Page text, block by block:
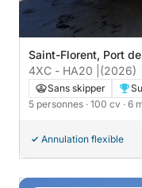
Saint-Florent, Port
4XC - HA20 | (2026)
Sans skipper
5 personnes · 100 cv · 6
Annulation flexible